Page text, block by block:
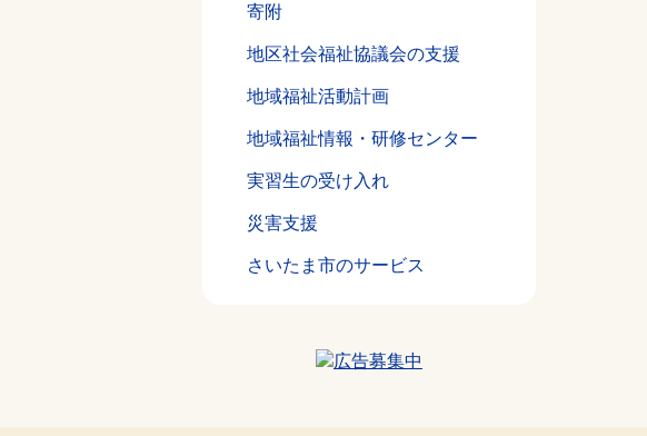
寄附
地区社会福祉協議会の支援
地域福祉活動計画
地域福祉情報・研修センター
実習生の受け入れ
災害支援
さいたま市のサービス